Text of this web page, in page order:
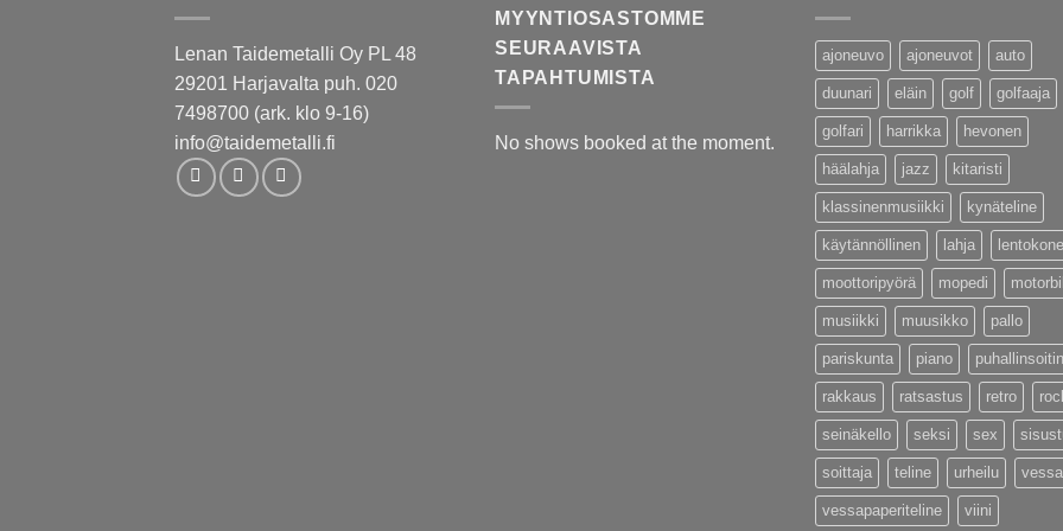
Lenan Taidemetalli Oy PL 48
29201 Harjavalta puh. 020
7498700 (ark. klo 9-16)
info@taidemetalli.fi
MYYNTIOSASTOMME
SEURAAVISTA
TAPAHTUMISTA
No shows booked at the moment.
ajoneuvo ajoneuvot auto
duunari eläin golf golfaaja
golfari harrikka hevonen
häälahja jazz kitaristi
klassinenmusiikki kynäteline
käytännöllinen lahja lentokone
moottoripyörä mopedi
musiikki muusikko pallo
pariskunta piano puhallinsoitin
rakkaus ratsastus retro
seinäkello seksi sex
soittaja teline urheilu vessa
vessapaperiteline viini